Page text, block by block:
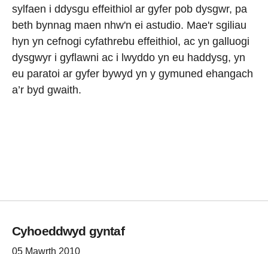
sylfaen i ddysgu effeithiol ar gyfer pob dysgwr, pa
beth bynnag maen nhw'n ei astudio. Mae'r sgiliau
hyn yn cefnogi cyfathrebu effeithiol, ac yn galluogi
dysgwyr i gyflawni ac i lwyddo yn eu haddysg, yn
eu paratoi ar gyfer bywyd yn y gymuned ehangach
a’r byd gwaith.
Cyhoeddwyd gyntaf
05 Mawrth 2010